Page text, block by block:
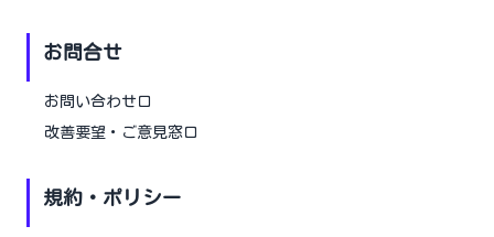
お問合せ
お問い合わせ口
改善要望・ご意見窓口
規約・ポリシー